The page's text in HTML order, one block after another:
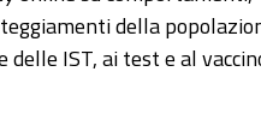
della
delle IST, ai test e al